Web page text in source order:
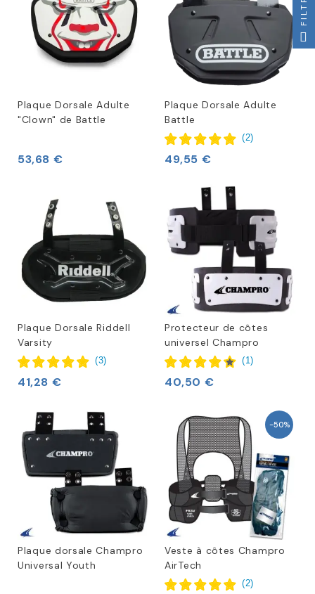
Plaque Dorsale Adulte
"Clown" de Battle
53,68 €
Plaque Dorsale Adulte
Battle
(2)
49,55 €
Plaque Dorsale Riddell
Varsity
(3)
41,28 €
Protecteur de côtes
universel Champro
(1)
40,50 €
Plaque dorsale Champro
Universal Youth
-50%
Veste à côtes Champro
AirTech
(2)